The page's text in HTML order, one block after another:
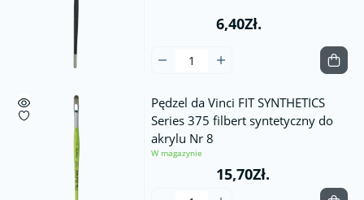
6,40Zł.
Pędzel da Vinci FIT SYNTHETICS
Series 375 filbert syntetyczny do
akrylu Nr 8
W magazynie
15,70Zł.